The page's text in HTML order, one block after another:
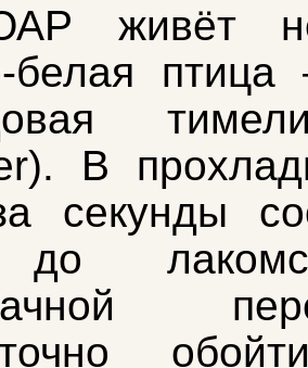
живёт
белая
В
секунды